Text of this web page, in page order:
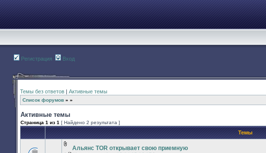
Регистрация Вход
Темы без ответов | Активные темы
Список форумов » »
Активные темы
Страница 1 из 1 [ Найдено 2 результата ]
Темы
Альянс TOR открывает свою приемную